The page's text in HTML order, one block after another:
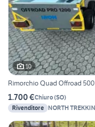
10
Rimorchio Quad Offroad
1.700 €Chiuro(SO)
Rivenditore NORTH